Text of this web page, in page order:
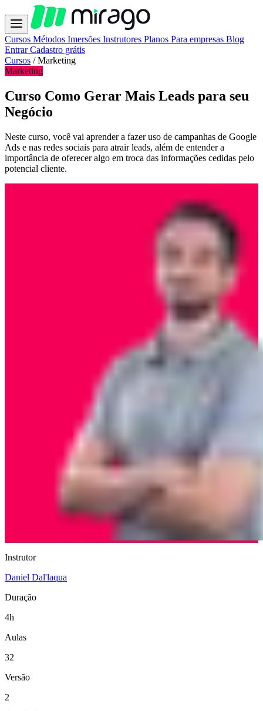
Cursos Métodos Imersões Instrutores Planos Para empresas Blog
EntrarCadastro grátis
Cursos / Marketing
Marketing
Curso Como Gerar Mais Leads para seu
Negócio
Neste curso, você vai aprender a fazer uso de campanhas de Google
Ads e nas redes sociais para atrair leads, além de entender a
importância de oferecer algo em troca das informações cedidas pelo
potencial cliente.
Instrutor
Daniel Dal'laqua
Duração
4h
Aulas
32
Versão
2